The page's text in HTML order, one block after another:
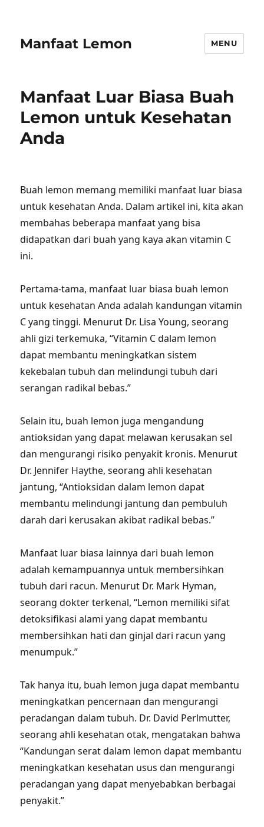
Manfaat Lemon MENU
Manfaat Luar Biasa Buah
Lemon untuk Kesehatan
Anda
Buah lemon memang memiliki manfaat luar biasa
untuk kesehatan Anda. Dalam artikel ini, kita akan
membahas beberapa manfaat yang bisa
didapatkan dari buah yang kaya akan vitamin C
ini.
Pertama-tama, manfaat luar biasa buah lemon
untuk kesehatan Anda adalah kandungan vitamin
C yang tinggi. Menurut Dr. Lisa Young, seorang
ahli gizi terkemuka, “Vitamin C dalam lemon
dapat membantu meningkatkan sistem
kekebalan tubuh dan melindungi tubuh dari
serangan radikal bebas.”
Selain itu, buah lemon juga mengandung
antioksidan yang dapat melawan kerusakan sel
dan mengurangi risiko penyakit kronis. Menurut
Dr. Jennifer Haythe, seorang ahli kesehatan
jantung, “Antioksidan dalam lemon dapat
membantu melindungi jantung dan pembuluh
darah dari kerusakan akibat radikal bebas.”
Manfaat luar biasa lainnya dari buah lemon
adalah kemampuannya untuk membersihkan
tubuh dari racun. Menurut Dr. Mark Hyman,
seorang dokter terkenal, “Lemon memiliki sifat
detoksifikasi alami yang dapat membantu
membersihkan hati dan ginjal dari racun yang
menumpuk.”
Tak hanya itu, buah lemon juga dapat membantu
meningkatkan pencernaan dan mengurangi
peradangan dalam tubuh. Dr. David Perlmutter,
seorang ahli kesehatan otak, mengatakan bahwa
“Kandungan serat dalam lemon dapat membantu
meningkatkan kesehatan usus dan mengurangi
peradangan yang dapat menyebabkan berbagai
penyakit.”